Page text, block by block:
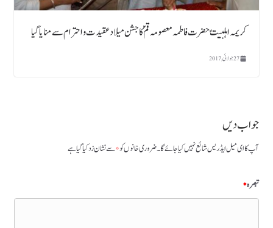
کریمہ اہلبیتؑ حضرت فاطمہ معصومہ قم ؑ کا جشن میلاد عقیدت و احترام سے منایا گیا
27 جولائی, 2017
جواب دیں
آپ کا ای میل ایڈریس شائع نہیں کیا جائے گا۔ضروری خانوں کو*سے نشان زد کیا گیا ہے
تبصرہ*